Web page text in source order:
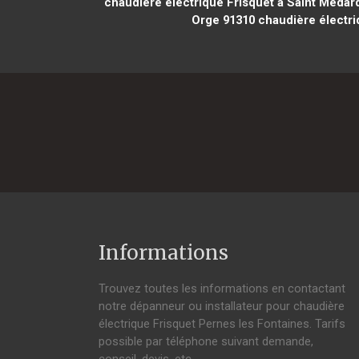
Orge 91310 chaudière
Informations
Trouvez toutes les informations en contactant
notre dépanneur ou installateur pour chaudière
électrique Frisquet Pernes les Fontaines. Tarifs
possible par téléphone suivant demande,